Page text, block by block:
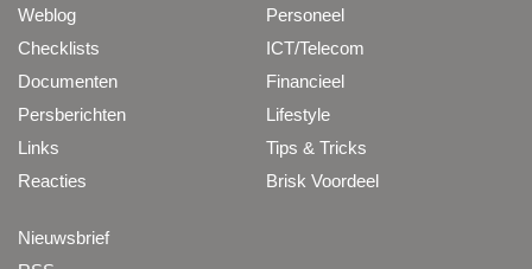
Weblog
Checklists
Documenten
Persberichten
Links
Reacties
Personeel
ICT/Telecom
Financieel
Lifestyle
Tips & Tricks
Brisk Voordeel
Nieuwsbrief